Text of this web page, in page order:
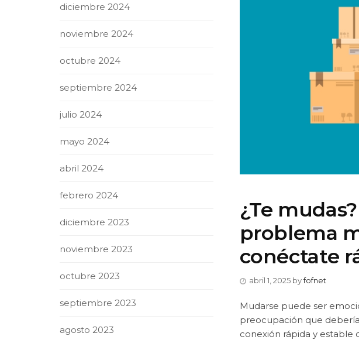
¿Te
problema
conéctate
abril 1, 2025 byfofnet
Mudarse puede ser
preocupación que
conexión rápida y estable
diciembre 2024
noviembre 2024
octubre 2024
septiembre 2024
julio 2024
mayo 2024
abril 2024
febrero 2024
diciembre 2023
noviembre 2023
octubre 2023
septiembre 2023
agosto 2023